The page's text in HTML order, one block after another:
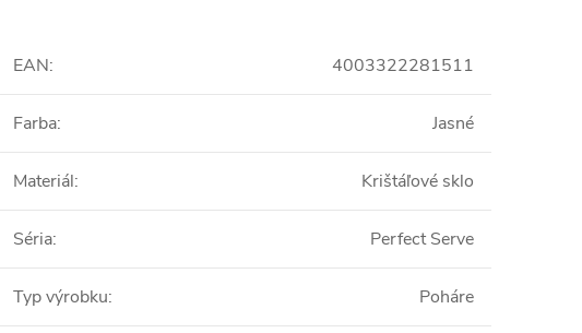
EAN: 4003322281511
Farba: Jasné
Materiál: Krištáľové sklo
Séria: Perfect Serve
Typ výrobku: Poháre